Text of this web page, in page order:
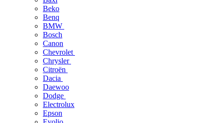
Beko
Benq
BMW
Bosch
Canon
Chevrolet
Chrysler
Citroën
Dacia
Daewoo
Dodge
Electrolux
Epson